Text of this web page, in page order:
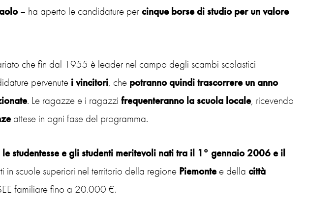
– ha aperto le candidature percinque borse di studio per un valore
che fin dal 1955 è leader nel campo degli scambi scolastici
pervenute i vincitori, che potranno quindi trascorrere un anno
. Le ragazze e i ragazzi frequenteranno la scuola locale, ricevendo
attese in ogni fase del programma.
le studentesse e gli studenti meritevoli nati tra il 1° gennaio 2006 e il
in scuole superiori nel territorio della regione Piemontee della città
familiare fino a 20.000 €.